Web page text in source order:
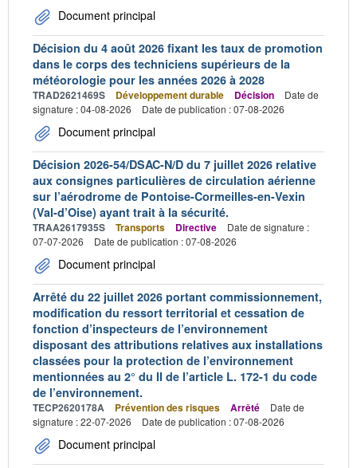
Document principal
Décision du 4 août 2026 fixant les taux de promotion
dans le corps des techniciens supérieurs de la
météorologie pour les années 2026 à 2028
TRAD2621469S Développement durable Décision
Date de
signature : 04-08-2026
Date de publication : 07-08-2026
Document principal
Décision 2026-54/DSAC-N/D du 7 juillet 2026 relative
aux consignes particulières de circulation aérienne
sur l’aérodrome de Pontoise-Cormeilles-en-Vexin
(Val-d’Oise) ayant trait à la sécurité.
TRAA2617935S Transports Directive
Date de signature :
07-07-2026
Date de publication : 07-08-2026
Document principal
Arrêté du 22 juillet 2026 portant commissionnement,
modification du ressort territorial et cessation de
fonction d’inspecteurs de l’environnement
disposant des attributions relatives aux installations
classées pour la protection de l’environnement
mentionnées au 2° du II de l’article L. 172-1 du code
de l’environnement.
TECP2620178A Prévention des risques Arrêté
Date de
signature : 22-07-2026
Date de publication : 07-08-2026
Document principal